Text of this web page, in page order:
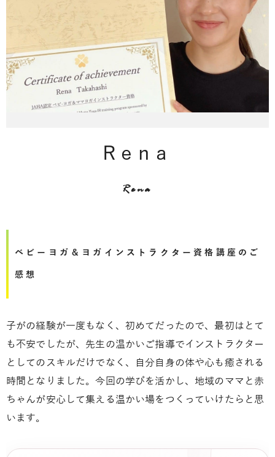
Rena
Rena
ベビーヨガ＆ヨガインストラクター資格講座のご
感想
子がの経験が一度もなく、初めてだったので、最初はとて
も不安でしたが、先生の温かいご指導でインストラクター
としてのスキルだけでなく、自分自身の体や心も癒される
時間となりました。今回の学びを活かし、地域のママと赤
ちゃんが安心して集える温かい場をつくっていけたらと思
います。